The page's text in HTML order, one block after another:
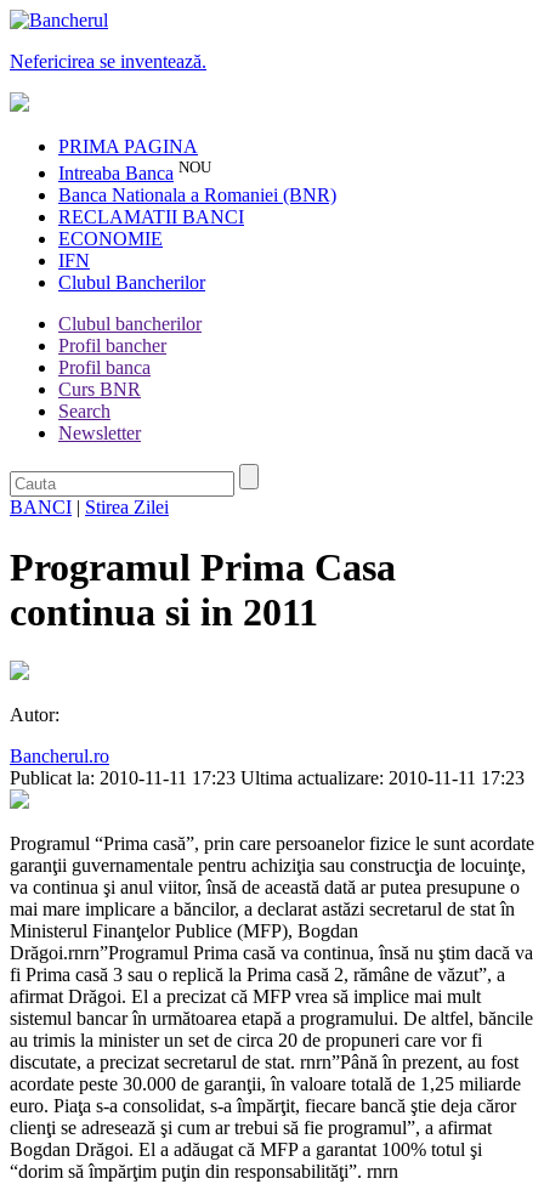
Nefericirea se inventează.
PRIMA PAGINA
Intreaba Banca NOU
Banca Nationala a Romaniei (BNR)
RECLAMATII BANCI
ECONOMIE
IFN
Clubul Bancherilor
Clubul bancherilor
Profil bancher
Profil banca
Curs BNR
Search
Newsletter
BANCI | Stirea Zilei
Programul Prima Casa
continua si in 2011
Autor:
Bancherul.ro
Publicat la: 2010-11-11 17:23 Ultima actualizare: 2010-11-11 17:23
Programul “Prima casă”, prin care persoanelor fizice le sunt acordate
garanţii guvernamentale pentru achiziţia sau construcţia de locuinţe,
va continua şi anul viitor, însă de această dată ar putea presupune o
mai mare implicare a băncilor, a declarat astăzi secretarul de stat în
Ministerul Finanţelor Publice (MFP), Bogdan
Drăgoi.rnrn”Programul Prima casă va continua, însă nu ştim dacă va
fi Prima casă 3 sau o replică la Prima casă 2, rămâne de văzut”, a
afirmat Drăgoi. El a precizat că MFP vrea să implice mai mult
sistemul bancar în următoarea etapă a programului. De altfel, băncile
au trimis la minister un set de circa 20 de propuneri care vor fi
discutate, a precizat secretarul de stat. rnrn”Până în prezent, au fost
acordate peste 30.000 de garanţii, în valoare totală de 1,25 miliarde
euro. Piaţa s-a consolidat, s-a împărţit, fiecare bancă ştie deja căror
clienţi se adresează şi cum ar trebui să fie programul”, a afirmat
Bogdan Drăgoi. El a adăugat că MFP a garantat 100% totul şi
“dorim să împărţim puţin din responsabilităţi”. rnrn